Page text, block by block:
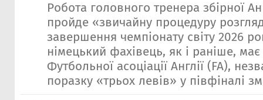
Робота головного тренера збірної
пройде «звичайну процедуру
завершення чемпіонату світу 2026
німецький фахівець, як і раніше,
Футбольної асоціації Англії (FA),
поразку «трьох левів» у півфіналі